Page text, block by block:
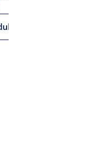
ansehen